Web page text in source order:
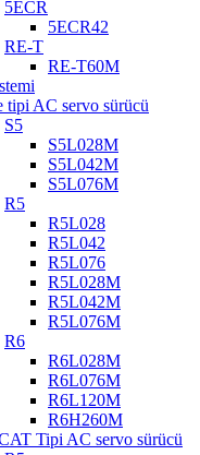
5ECR
5ECR42
RE-T
RE-T60M
tipi AC servo sürücü
S5
S5L028M
S5L042M
S5L076M
R5
R5L028
R5L042
R5L076
R5L028M
R5L042M
R5L076M
R6
R6L028M
R6L076M
R6L120M
R6H260M
Tipi AC servo sürücü